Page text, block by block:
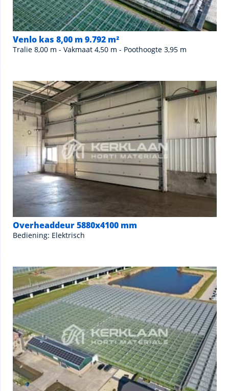
Venlo kas 8,00 m 9.792 m²
Tralie 8,00 m - Vakmaat 4,50 m - Poothoogte 3,95 m
Overheaddeur 5880x4100 mm
Bediening: Elektrisch